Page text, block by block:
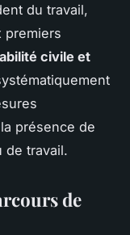
du travail,
premiers
civile et
présence de
de travail.
de